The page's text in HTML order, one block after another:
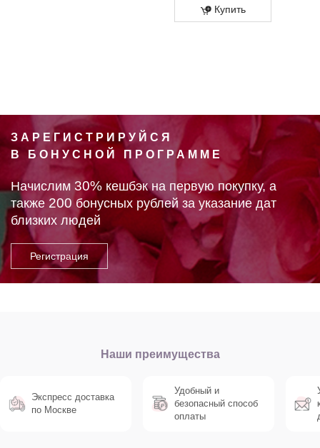
Купить
ЗАРЕГИСТРИРУЙСЯ
В БОНУСНОЙ ПРОГРАММЕ
Начислим 30% кешбэк на первую покупку, а
также 200 бонусных рублей за указание дат
близких людей
Наши преимущества
Экспресс доставка
по Москве
Удобный и
безопасный способ
оплаты